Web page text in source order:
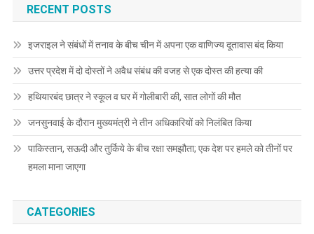
RECENT POSTS
इजराइल ने संबंधों में तनाव के बीच चीन में अपना एक वाणिज्य दूतावास बंद किया
उत्तर प्रदेश में दो दोस्तों ने अवैध संबंध की वजह से एक दोस्त की हत्या की
हथियारबंद छात्र ने स्कूल व घर में गोलीबारी की, सात लोगों की मौत
जनसुनवाई के दौरान मुख्यमंत्री ने तीन अधिकारियों को निलंबित किया
पाकिस्तान, सऊदी और तुर्किये के बीच रक्षा समझौता; एक देश पर हमले को तीनों पर
हमला माना जाएगा
CATEGORIES